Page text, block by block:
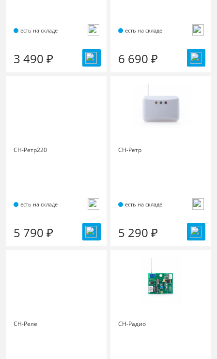
есть на складе
3 490 ₽
есть на складе
6 690 ₽
СН-Ретр220
есть на складе
5 790 ₽
СН-Ретр
есть на складе
5 290 ₽
СН-Реле СН-Радио